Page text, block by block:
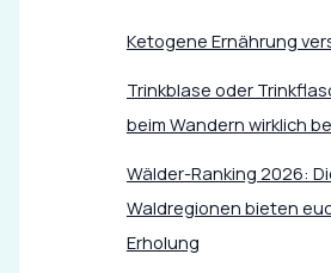
Ketogene Ernährung
Trinkblase oder
beim Wandern wirklich
Wälder-Ranking 2026:
Waldregionen bieten
Erholung